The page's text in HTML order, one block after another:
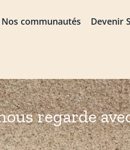
Nos communautés Devenir
regarde